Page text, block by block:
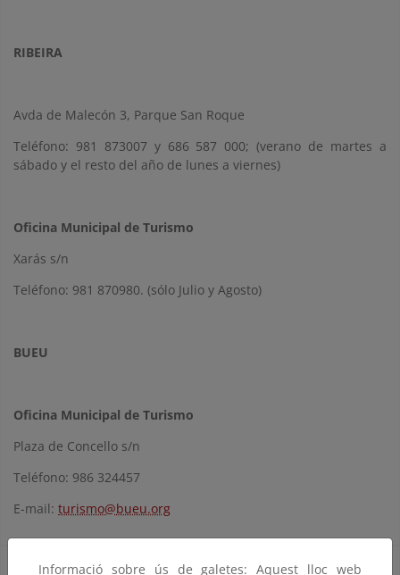
RIBEIRA
Avda de Malecón 3, Parque San Roque
Teléfono: 981 873007 y 686 587 000; (verano de martes a
sábado y el resto del año de lunes a viernes)
Oficina Municipal de Turismo
Xarás s/n
Teléfono: 981 870980. (sólo Julio y Agosto)
BUEU
Oficina Municipal de Turismo
Plaza de Concello s/n
Teléfono: 986 324457
E-mail: turismo@bueu.org
Informació sobre ús de galetes: Aquest lloc web